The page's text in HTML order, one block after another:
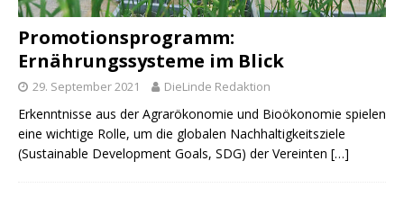
Promotionsprogramm:
Ernährungssysteme im Blick
29. September 2021 DieLinde Redaktion
Erkenntnisse aus der Agrarökonomie und Bioökonomie spielen
eine wichtige Rolle, um die globalen Nachhaltigkeitsziele
(Sustainable Development Goals, SDG) der Vereinten […]